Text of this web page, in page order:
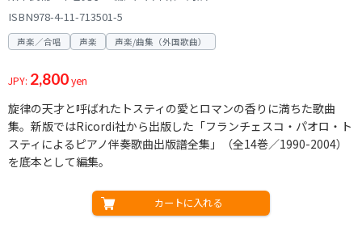
ISBN978-4-11-713501-5
声楽／合唱 声楽 声楽/曲集（外国歌曲）
JPY: 2,800yen
旋律の天才と呼ばれたトスティの愛とロマンの香りに満ちた歌曲
集。新版ではRicordi社から出版した「フランチェスコ・パオロ・ト
スティによるピアノ伴奏歌曲出版譜全集」（全14巻／1990-2004）
を底本として編集。
カートに入れる